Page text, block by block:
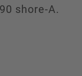
shore-A.